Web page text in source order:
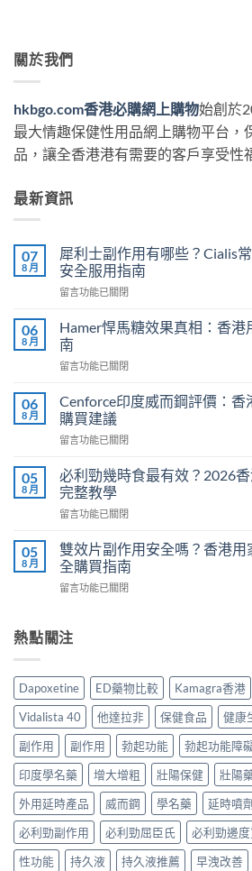
關於我們
hkbgo.com香港必購網上購物始創於
最大情趣保健性用品網上購物平台，
品，讓全香港港有需要的客戶享受性
最新資訊
07
8 月
犀利士副作用有哪些？Cialis
安全服用指南
在
利
士
副
作
有
哪
些？
Cialis
見
副
用
整
說
明
全
服
指
南〉
中
留言功能已關閉
06
8 月
Hamer悍馬糖效果真相：香
南
在
悍
馬
糖
效
真
相：
香
港
家
實
與
購
南〉
中
留言功能已關閉
06
8 月
Cenforce印度威而鋼評價：
購買建議
在
印
度
威
而
評
價：
港
真
用
心
得
與
買
建
議〉
中
留言功能已關閉
05
8 月
必利勁幾時食最有效？2026
完整教學
在
利
勁
幾
時
有
香
港
家
讀
用
法
用
量
完
整
留言功能已關閉
05
8 月
雙效片副作用安全嗎？香港用
全購買指南
在
片
副
用
安
全
嗎？
香
港
用
家
真
實
服
用
留言功能已關閉
熱點關注
Dapoxetine ED藥物比較 Kamagra香港
Vidalista 40
他達拉非 保健食品 健康
副作用
副作用 勃起功能 勃起功能障
印度學名藥
增大增粗 壯陽保健 壯陽
外用延時產品
威而鋼 學名藥 延時噴
必利勁副作用
必利勁屈臣氏 必利勁邊度
性功能
持久液 持久液推薦 早洩改善